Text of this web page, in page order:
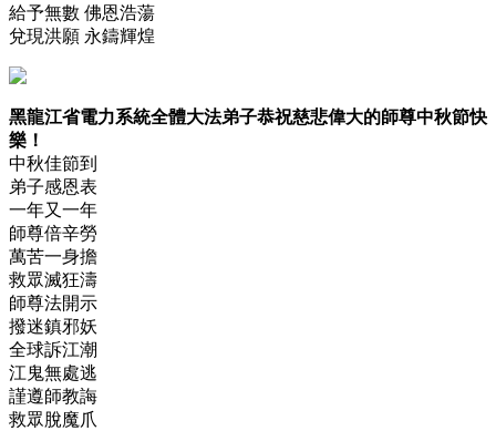
給予無數 佛恩浩蕩
兌現洪願 永鑄輝煌
黑龍江省電力系統全體大法弟子恭祝慈悲偉大的師尊中秋節快
樂！
中秋佳節到
弟子感恩表
一年又一年
師尊倍辛勞
萬苦一身擔
救眾滅狂濤
師尊法開示
撥迷鎮邪妖
全球訴江潮
江鬼無處逃
謹遵師教誨
救眾脫魔爪